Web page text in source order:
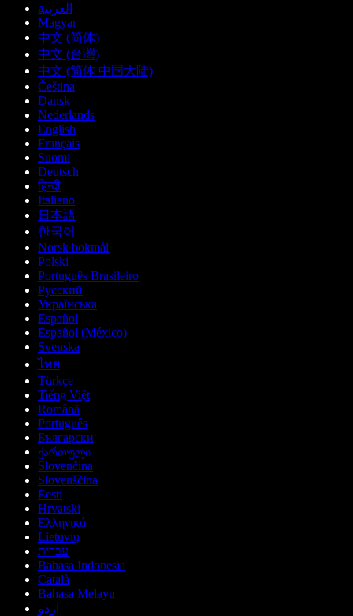
العربية
Magyar
中文 (简体)
中文 (台灣)
中文 (简体 中国大陆)
Čeština
Dansk
Nederlands
English
Français
Suomi
Deutsch
हिन्दी
Italiano
日本語
한국어
Norsk bokmål
Polski
Português Brasileiro
Русский
Українська
Español
Español (México)
Svenska
ไทย
Türkçe
Tiếng Việt
Română
Português
Български
ქართული
Slovenčina
Slovenščina
Eesti
Hrvatski
Ελληνικά
Lietuvių
עברית
Bahasa Indonesia
Català
Bahasa Melayu
اردو